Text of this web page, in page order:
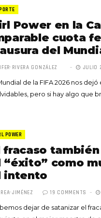
Power en la
cuota
del
RIVERA GONZÁLEZ JULIO
de la FIFA 2026 nos
pero si hay algo que
POWER
fracaso
“éxito” como
intento
JIMÉNEZ 19 COMMENTS
dejar de satanizar el
el nuevo
de Hendrix y
un himno por la
las mujeres